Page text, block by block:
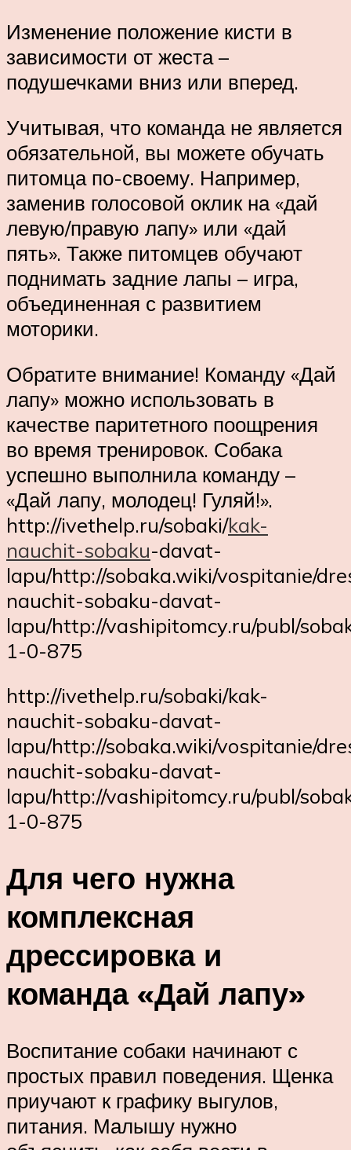
Изменение положение кисти в
зависимости от жеста –
подушечками вниз или вперед.
Учитывая, что команда не является
обязательной, вы можете обучать
питомца по-своему. Например,
заменив голосовой оклик на «дай
левую/правую лапу» или «дай
пять». Также питомцев обучают
поднимать задние лапы – игра,
объединенная с развитием
моторики.
Обратите внимание! Команду «Дай
лапу» можно использовать в
качестве паритетного поощрения
во время тренировок. Собака
успешно выполнила команду –
«Дай лапу, молодец! Гуляй!».
http://ivethelp.ru/sobaki/kak-
nauchit-sobaku-davat-
lapu/http://sobaka.wiki/vospitanie/
nauchit-sobaku-davat-
lapu/http://vashipitomcy.ru/publ/
1-0-875
http://ivethelp.ru/sobaki/kak-
nauchit-sobaku-davat-
lapu/http://sobaka.wiki/vospitanie/
nauchit-sobaku-davat-
lapu/http://vashipitomcy.ru/publ/
1-0-875
Для чего нужна
комплексная
дрессировка и
команда «Дай лапу»
Воспитание собаки начинают с
простых правил поведения. Щенка
приучают к графику выгулов,
питания. Малышу нужно